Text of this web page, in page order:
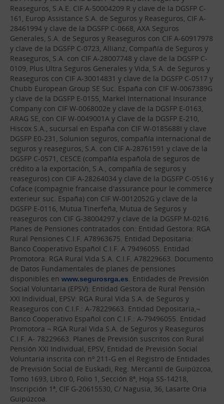
Reaseguros, S.A.E. CIF A-50004209 R y clave de la DGSFP C-
161, Europ Assistance S.A. de Seguros y Reaseguros, CIF A-
28461994 y clave de la DGSFP C-0668, AXA Seguros
Generales, S.A. de Seguros y Reaseguros con CIF A-60917978
y clave de la DGSFP C-0723, Allianz, Compañía de Seguros y
Reaseguros, S.A. con CIF A-28007748 y clave de la DGSFP C-
0109, Plus Ultra Seguros Generales y Vida, S.A. de Seguros y
Reaseguros con CIF A-30014831 y clave de la DGSFP C-0517 y
Chubb European Group SE Suc. España con CIF W-0067389G
y clave de la DGSFP E-0155, Markel International Insurance
Company con CIF W-0068002e y clave de la DGSFP E-0163,
ARAG SE, con CIF W-0049001A y Clave de la DGSFP E-210,
Hiscox S.A., sucursal en España con CIF W-0185688I y clave
DGSFP E0-231, Solunion seguros, compañía internacional de
seguros y reaseguros, S.A. con CIF A-28761591 y clave de la
DGSFP C-0571, CESCE (compañía española de seguros de
crédito a la exportación, S.A., compañía de seguros y
reaseguros) con CIF A-28264034 y clave de la DGSFP C-0516 y
Coface (compagnie francaise d'assurance pour le commerce
exterieur suc. España) con CIF W-0012052G y clave de la
DGSFP E-0116, Mutua Tinerfeña, Mutua de Seguros y
reaseguros con CIF G-38004297 y clave de la DGSFP M-0216.
Planes de Pensiones contratados con: Entidad Gestora: RGA
Rural Pensiones C.I.F. A78963675. Entidad Depositaria:
Banco Cooperativo Español C.I.F. A 79496055. Entidad
Promotora: RGA Rural Vida S.A. C.I.F. A78229663. Documento
de Datos Fundamentales de planes de pensiones
disponibles en www.segurosrga.es. Entidades de Previsión
Social Voluntaria (EPSV): Entidad Gestora de Rural Pensión
XXI Individual, EPSV: RGA Rural Vida S.A. de Seguros y
Reaseguros con C.I.F.: A-78229663. Entidad Depositaria,¬
Banco Cooperativo Español con C.I.F.: A-79496055. Entidad
Promotora ¬ RGA Rural Vida S.A. de Seguros y Reaseguros
C.I.F. A- 78229663. Planes de Previsión suscritos con Rural
Pensión XXI Individual, EPSV, Entidad de Previsión Social
Voluntaria inscrita con nº 211-G en el Registro de Entidades
de Previsión Social de Euskadi, Reg. Mercantil de Guipúzcoa,
Tomo 1693, Libro 0, Folio 1, Sección 8ª, Hoja SS-14218,
Inscripción 1ª, CIF G-20615530, C/ Nagusia, 36, Lasarte Oria
Guipúzcoa.